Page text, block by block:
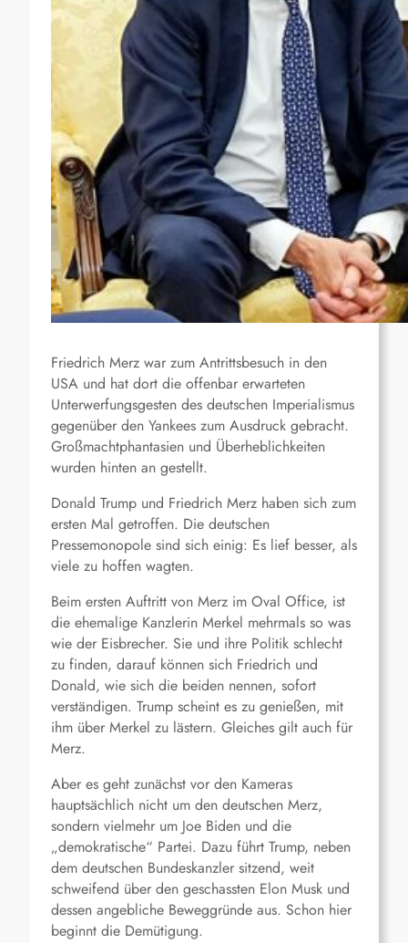
Friedrich Merz war zum Antrittsbesuch in den
USA und hat dort die offenbar erwarteten
Unterwerfungsgesten des deutschen Imperialismus
gegenüber den Yankees zum Ausdruck gebracht.
Großmachtphantasien und Überheblichkeiten
wurden hinten an gestellt.
Donald Trump und Friedrich Merz haben sich zum
ersten Mal getroffen. Die deutschen
Pressemonopole sind sich einig: Es lief besser, als
viele zu hoffen wagten.
Beim ersten Auftritt von Merz im Oval Office, ist
die ehemalige Kanzlerin Merkel mehrmals so was
wie der Eisbrecher. Sie und ihre Politik schlecht
zu finden, darauf können sich Friedrich und
Donald, wie sich die beiden nennen, sofort
verständigen. Trump scheint es zu genießen, mit
ihm über Merkel zu lästern. Gleiches gilt auch für
Merz.
Aber es geht zunächst vor den Kameras
hauptsächlich nicht um den deutschen Merz,
sondern vielmehr um Joe Biden und die
„demokratische“ Partei. Dazu führt Trump, neben
dem deutschen Bundeskanzler sitzend, weit
schweifend über den geschassten Elon Musk und
dessen angebliche Beweggründe aus. Schon hier
beginnt die Demütigung.